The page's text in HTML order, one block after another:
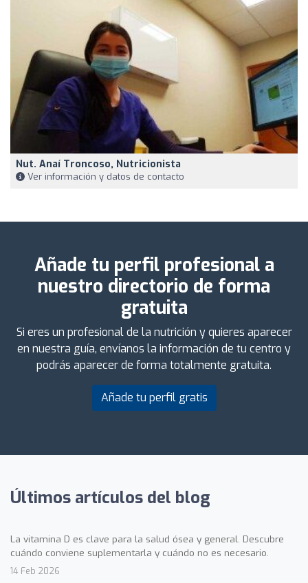
Nut. Anaí Troncoso, Nutricionista
Ver información y datos de contacto
Añade tu perfil profesional a
nuestro directorio de forma
gratuita
Si eres un profesional de la nutrición y quieres aparecer
en nuestra guía, envíanos la información de tu centro y
podrás aparecer de forma totalmente gratuita.
Añade tu perfil gratis
Últimos artículos del blog
La vitamina D es clave para la salud ósea y general. Descubre
cuándo conviene suplementarla y cuándo no es necesario.
14 Feb 2026